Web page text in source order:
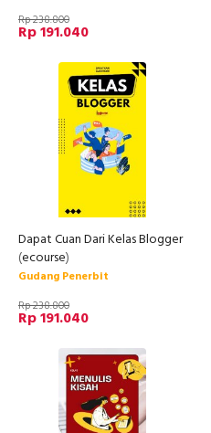
Rp 238.800
Rp 191.040
Dapat Cuan Dari Kelas Blogger
(ecourse)
Gudang Penerbit
Rp 238.800
Rp 191.040